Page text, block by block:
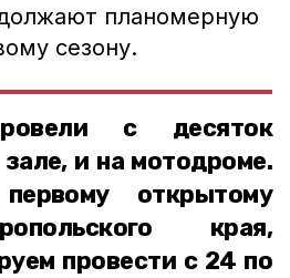
планомерную
сезону.
с десяток
и на мотодроме.
открытому
края,
провести с 24 по